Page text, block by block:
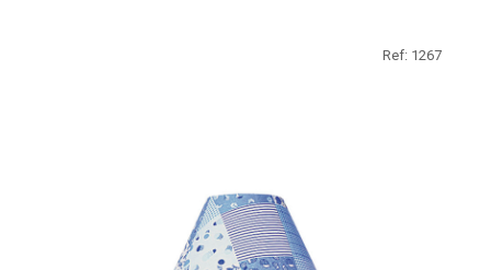
Ref: 1267